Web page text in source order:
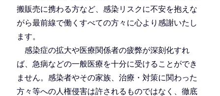
搬販売に携わる方など、感染リスクに不安を抱えな
がら最前線で働くすべての方々に心より感謝いたし
ます。
感染症の拡大や医療関係者の疲弊が深刻化すれ
ば、急病などの一般医療を十分に受けることができ
ません。感染者やその家族、治療・対策に関わった
方々等への人権侵害は許されるものではなく、徹底